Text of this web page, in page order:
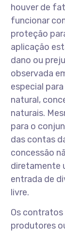
houver de
funcionar
proteção
aplicação
dano ou
observada
especial
natural,
naturais.
para o
das contas
concessão
diretamente
entrada de
livre.
Os
produtores